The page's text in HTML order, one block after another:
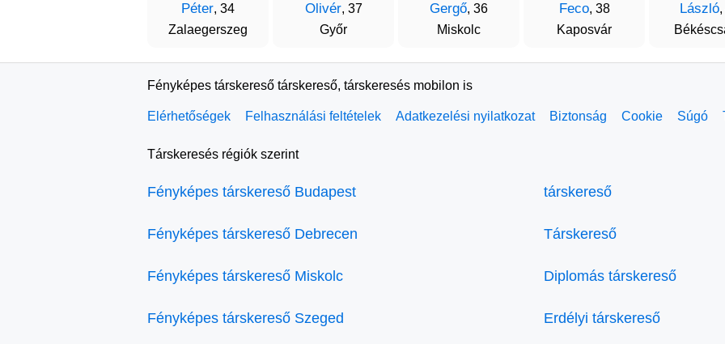
Péter, 34
Zalaegerszeg
Olivér, 37
Győr
Gergő, 36
Miskolc
Feco, 38
Kaposvár
László,
Fényképes társkereső társkereső, társkeresés mobilon is
Elérhetőségek Felhasználási feltételek Adatkezelési nyilatkozat Biztonság Cookie Súgó
Társkeresés régiók szerint
Fényképes társkereső Budapest
Fényképes társkereső Debrecen
Fényképes társkereső Miskolc
Fényképes társkereső Szeged
társkereső
Társkereső
Diplomás társkereső
Erdélyi társkereső